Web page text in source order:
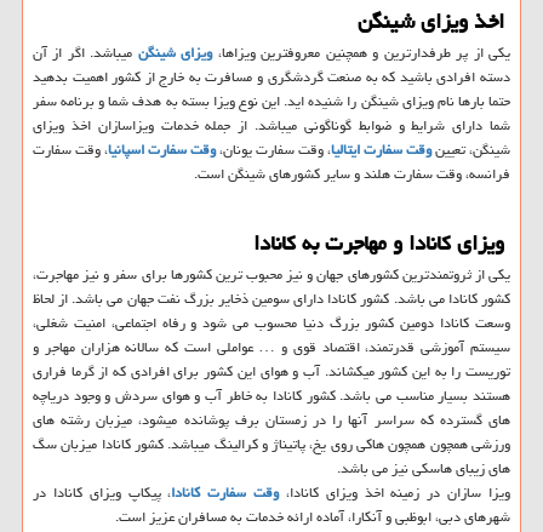
اخذ ویزای شینگن
یکی از پر طرفدارترین و همچنین معروفترین ویزاها،ویزای شینگن میباشد. اگر از آن
دسته افرادی باشید که به صنعت گردشگری و مسافرت به خارج از کشور اهمیت بدهید
حتما بارها نام ویزای شینگن را شنیده اید. این نوع ویزا بسته به هدف شما و برنامه سفر
شما دارای شرایط و ضوابط گوناگونی میباشد. از جمله خدمات ویزاسازان اخذ ویزای
شینگن، تعیینوقت سفارت ایتالیا، وقت سفارت یونان،وقت سفارت اسپانیا، وقت سفارت
فرانسه، وقت سفارت هلند و سایر کشورهای شینگن است.
ویزای کانادا و مهاجرت به کانادا
یکی از ثروتمندترین کشورهای جهان و نیز محبوب ترین کشورها برای سفر و نیز مهاجرت،
کشور کانادا می باشد. کشور کانادا دارای سومین ذخایر بزرگ نفت جهان می باشد. از لحاظ
وسعت کانادا دومین کشور بزرگ دنیا محسوب می شود و رفاه اجتماعی، امنیت شغلی،
سیستم آموزشی قدرتمند، اقتصاد قوی و … عواملی است که سالانه هزاران مهاجر و
توریست را به این کشور میکشاند. آب و هوای این کشور برای افرادی که از گرما فراری
هستند بسیار مناسب می باشد. کشور کانادا به خاطر آب و هوای سردش و وجود دریاچه
های گسترده که سراسر آنها را در زمستان برف پوشانده میشود، میزبان رشته های
ورزشی همچون همچون هاکی روی یخ، پاتیناژ و کرالینگ میباشد. کشور کانادا میزبان سگ
های زیبای هاسکی نیز می باشد.
ویزا سازان در زمینه اخذ ویزای کانادا،وقت سفارت کانادا، پیکاپ ویزای کانادا در
شهرهای دبی، ابوظبی و آنکارا، آماده ارائه خدمات به مسافران عزیز است.